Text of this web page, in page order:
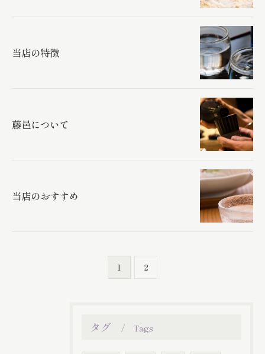
当店の特徴
藤邑について
当店のおすすめ
1 2
タグ Tags